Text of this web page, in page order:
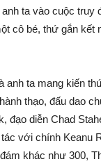
ta vào cuộc truy
cô bé, thứ gắn kết
anh ta mang kiến
thạo, đấu dao
đạo diễn Chad
với chính Keanu
khác như 300,